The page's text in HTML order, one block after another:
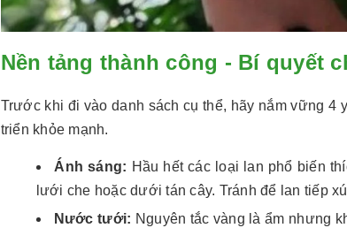
Nền tảng thành công - Bí quyết
Trước khi đi vào danh sách cụ thể, hãy nắm vững 4
triển khỏe mạnh.
Ánh sáng: Hầu hết các loại lan phổ biến
lưới che hoặc dưới tán cây. Tránh để lan tiếp
Nước tưới: Nguyên tắc vàng là ẩm nhưng